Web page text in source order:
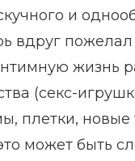
и
вдруг пожелал
жизнь
(секс-
плетки, новые
может быть